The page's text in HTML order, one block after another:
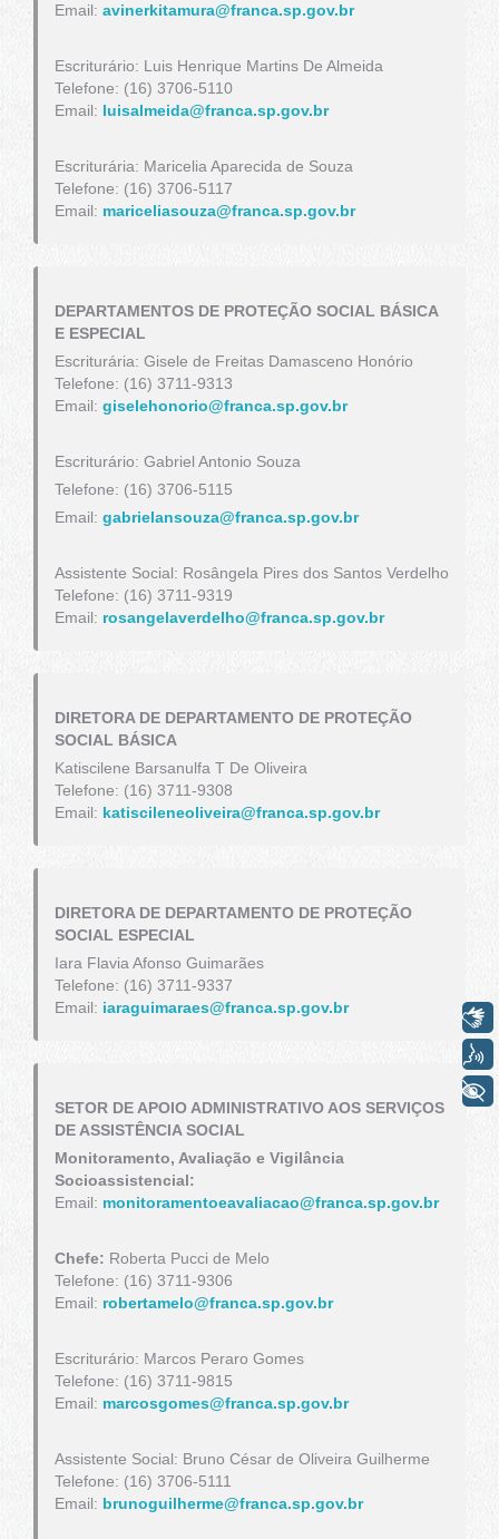
Email: avinerkitamura@franca.sp.gov.br
Escriturário: Luis Henrique Martins De Almeida
Telefone: (16) 3706-5110
Email: luisalmeida@franca.sp.gov.br
Escriturária: Maricelia Aparecida de Souza
Telefone: (16) 3706-5117
Email: mariceliasouza@franca.sp.gov.br
DEPARTAMENTOS DE PROTEÇÃO SOCIAL BÁSICA
E ESPECIAL
Escriturária: Gisele de Freitas Damasceno Honório
Telefone: (16) 3711-9313
Email: giselehonorio@franca.sp.gov.br
Escriturário: Gabriel Antonio Souza
Telefone: (16) 3706-5115
Email: gabrielansouza@franca.sp.gov.br
Assistente Social: Rosângela Pires dos Santos Verdelho
Telefone: (16) 3711-9319
Email: rosangelaverdelho@franca.sp.gov.br
DIRETORA DE DEPARTAMENTO DE PROTEÇÃO
SOCIAL BÁSICA
Katiscilene Barsanulfa T De Oliveira
Telefone: (16) 3711-9308
Email: katiscileneoliveira@franca.sp.gov.br
DIRETORA DE DEPARTAMENTO DE PROTEÇÃO
SOCIAL ESPECIAL
Iara Flavia Afonso Guimarães
Telefone: (16) 3711-9337
Email: iaraguimaraes@franca.sp.gov.br
SETOR DE APOIO ADMINISTRATIVO AOS SERVIÇOS
DE ASSISTÊNCIA SOCIAL
Monitoramento, Avaliação e Vigilância
Socioassistencial:
Email: monitoramentoeavaliacao@franca.sp.gov.br
Chefe: Roberta Pucci de Melo
Telefone: (16) 3711-9306
Email: robertamelo@franca.sp.gov.br
Escriturário: Marcos Peraro Gomes
Telefone: (16) 3711-9815
Email: marcosgomes@franca.sp.gov.br
Assistente Social: Bruno César de Oliveira Guilherme
Telefone: (16) 3706-5111
Email: brunoguilherme@franca.sp.gov.br